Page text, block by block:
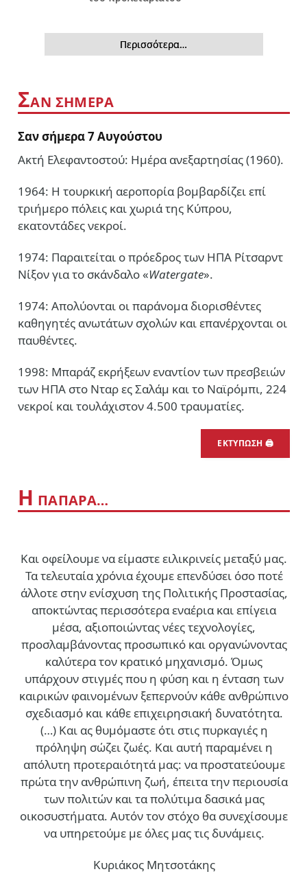
Περισσότερα…
ΣΑΝ ΣΗΜΕΡΑ
Σαν σήμερα 7 Αυγούστου
Ακτή Ελεφαντοστού: Ημέρα ανεξαρτησίας (1960).
1964: Η τουρκική αεροπορία βομβαρδίζει επί
τριήμερο πόλεις και χωριά της Κύπρου,
εκατοντάδες νεκροί.
1974: Παραιτείται ο πρόεδρος των ΗΠΑ Ρίτσαρντ
Νίξον για το σκάνδαλο «Watergate».
1974: Απολύονται οι παράνομα διορισθέντες
καθηγητές ανωτάτων σχολών και επανέρχονται οι
παυθέντες.
1998: Μπαράζ εκρήξεων εναντίον των πρεσβειών
των ΗΠΑ στο Νταρ ες Σαλάμ και το Ναϊρόμπι, 224
νεκροί και τουλάχιστον 4.500 τραυματίες.
ΕΚΤΥΠΩΣΗ 🖨
Η ΠΑΠΑΡΑ…
Και οφείλουμε να είμαστε ειλικρινείς μεταξύ μας.
Τα τελευταία χρόνια έχουμε επενδύσει όσο ποτέ
άλλοτε στην ενίσχυση της Πολιτικής Προστασίας,
αποκτώντας περισσότερα εναέρια και επίγεια
μέσα, αξιοποιώντας νέες τεχνολογίες,
προσλαμβάνοντας προσωπικό και οργανώνοντας
καλύτερα τον κρατικό μηχανισμό. Όμως
υπάρχουν στιγμές που η φύση και η ένταση των
καιρικών φαινομένων ξεπερνούν κάθε ανθρώπινο
σχεδιασμό και κάθε επιχειρησιακή δυνατότητα.
(…) Και ας θυμόμαστε ότι στις πυρκαγιές η
πρόληψη σώζει ζωές. Και αυτή παραμένει η
απόλυτη προτεραιότητά μας: να προστατεύουμε
πρώτα την ανθρώπινη ζωή, έπειτα την περιουσία
των πολιτών και τα πολύτιμα δασικά μας
οικοσυστήματα. Αυτόν τον στόχο θα συνεχίσουμε
να υπηρετούμε με όλες μας τις δυνάμεις.
Κυριάκος Μητσοτάκης